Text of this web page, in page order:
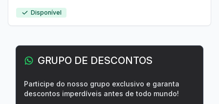
Disponível
GRUPO DE DESCONTOS
Participe do nosso grupo exclusivo e garanta
descontos imperdíveis antes de todo mundo!